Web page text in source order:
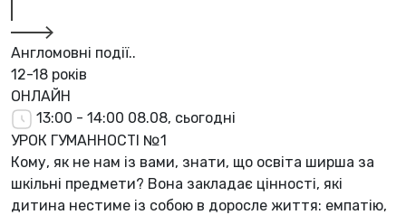
Англомовні події..
12-18 років
ОНЛАЙН
13:00 - 14:00 08.08, сьогодні
УРОК ГУМАННОСТІ №1
Кому, як не нам із вами, знати, що освіта ширша за
шкільні предмети? Вона закладає цінності, які
дитина нестиме із собою в доросле життя: емпатію,